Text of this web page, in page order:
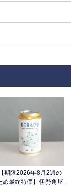
【期限2026年8月2週の
め最終特価】伊勢角屋